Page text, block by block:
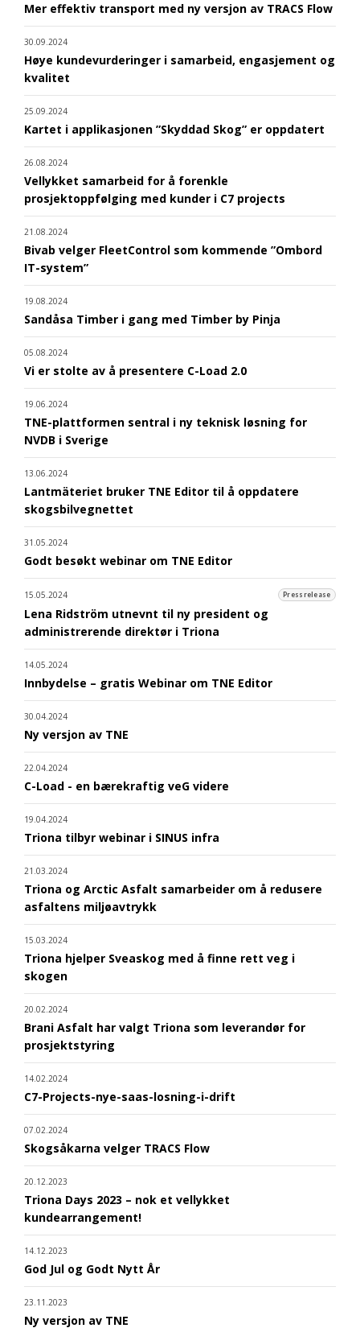
Mer effektiv transport med ny versjon av TRACS Flow
30.09.2024
Høye kundevurderinger i samarbeid, engasjement og
kvalitet
25.09.2024
Kartet i applikasjonen ”Skyddad Skog” er oppdatert
26.08.2024
Vellykket samarbeid for å forenkle
prosjektoppfølging med kunder i C7 projects
21.08.2024
Bivab velger FleetControl som kommende ”Ombord
IT-system”
19.08.2024
Sandåsa Timber i gang med Timber by Pinja
05.08.2024
Vi er stolte av å presentere C-Load 2.0
19.06.2024
TNE-plattformen sentral i ny teknisk løsning for
NVDB i Sverige
13.06.2024
Lantmäteriet bruker TNE Editor til å oppdatere
skogsbilvegnettet
31.05.2024
Godt besøkt webinar om TNE Editor
15.05.2024 Pressrelease
Lena Ridström utnevnt til ny president og
administrerende direktør i Triona
14.05.2024
Innbydelse – gratis Webinar om TNE Editor
30.04.2024
Ny versjon av TNE
22.04.2024
C-Load - en bærekraftig veG videre
19.04.2024
Triona tilbyr webinar i SINUS infra
21.03.2024
Triona og Arctic Asfalt samarbeider om å redusere
asfaltens miljøavtrykk
15.03.2024
Triona hjelper Sveaskog med å finne rett veg i
skogen
20.02.2024
Brani Asfalt har valgt Triona som leverandør for
prosjektstyring
14.02.2024
C7-Projects-nye-saas-losning-i-drift
07.02.2024
Skogsåkarna velger TRACS Flow
20.12.2023
Triona Days 2023 – nok et vellykket
kundearrangement!
14.12.2023
God Jul og Godt Nytt År
23.11.2023
Ny versjon av TNE